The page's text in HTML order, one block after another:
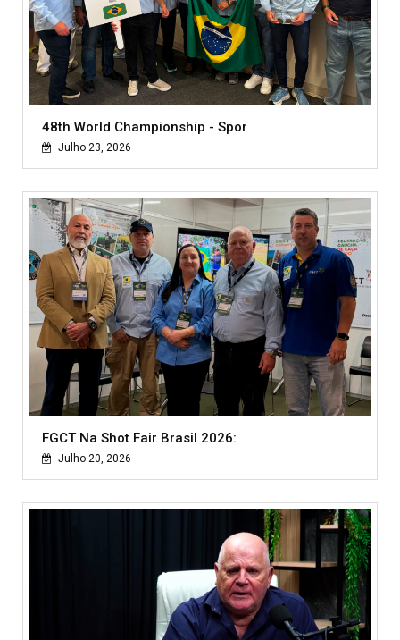
48th World Championship - Spor
Julho 23, 2026
FGCT Na Shot Fair Brasil 2026:
Julho 20, 2026